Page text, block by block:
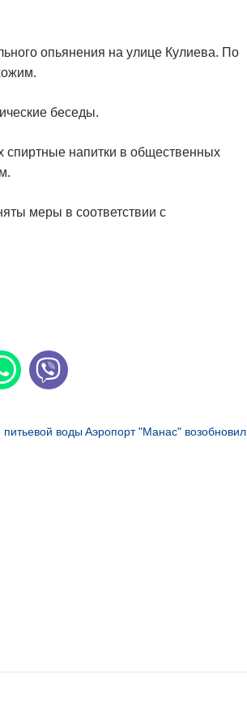
опьянения на улице Кулиева. По
беседы.
напитки в общественных
меры в соответствии с
водыАэропорт "Манас" возобновил